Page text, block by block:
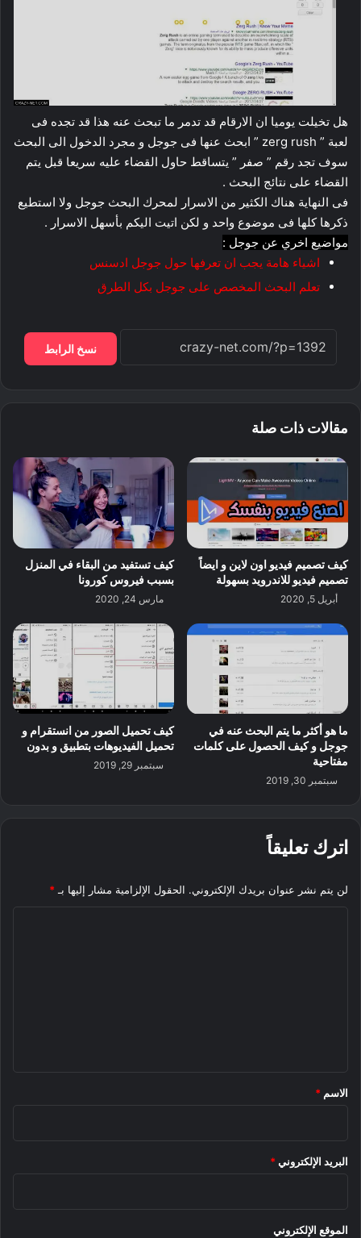
هل تخيلت يوميا ان الارقام قد تدمر ما تبحث عنه هذا قد تجده فى
لعبة ” zerg rush ” ابحث عنها فى جوجل و مجرد الدخول الى البحث
سوف تجد رقم ” صفر ” يتساقط حاول القضاء عليه سريعا قبل يتم
القضاء على نتائج البحث .
فى النهاية هناك الكثير من الاسرار لمحرك البحث جوجل ولا استطيع
ذكرها كلها فى موضوع واحد و لكن اتيت اليكم بأسهل الاسرار .
مواضيع اخري عن جوجل :
اشياء هامة يجب ان تعرفها حول جوجل ادسنس
تعلم البحث المخصص على جوجل بكل الطرق
نسخ الرابط
مقالات ذات صلة
كيف تصميم فيديو اون لاين و ايضاً
تصميم فيديو للاندرويد بسهولة
أبريل 5, 2020
كيف تستفيد من البقاء في المنزل
بسبب فيروس كورونا
مارس 24, 2020
ما هو أكثر ما يتم البحث عنه في
جوجل و كيف الحصول على كلمات
مفتاحية
سبتمبر 30, 2019
كيف تحميل الصور من انستقرام و
تحميل الفيديوهات بتطبيق و بدون
سبتمبر 29, 2019
اترك تعليقاً
لن يتم نشر عنوان بريدك الإلكتروني. الحقول الإلزامية مشار إليها بـ *
*
الاسم *
البريد الإلكتروني *
الموقع الإلكتروني